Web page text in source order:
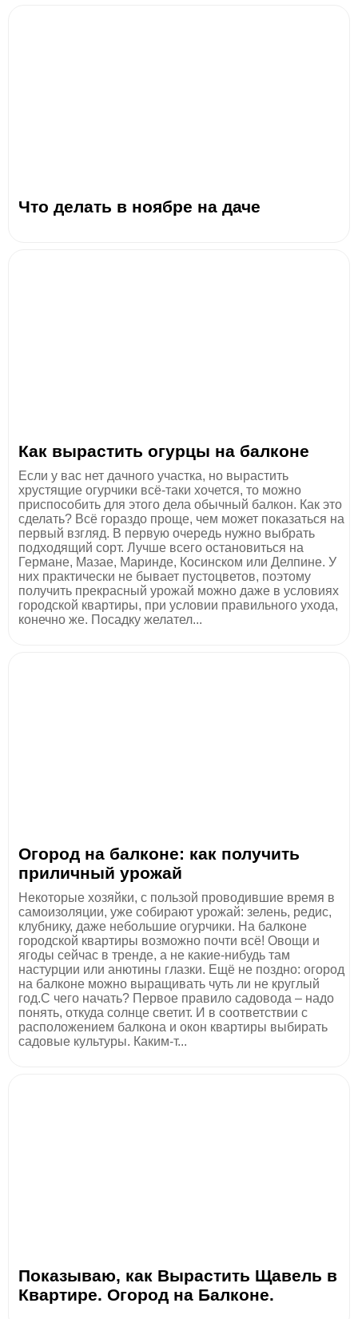
Что делать в ноябре на даче
Как вырастить огурцы на балконе
Если у вас нет дачного участка, но вырастить
хрустящие огурчики всё-таки хочется, то можно
приспособить для этого дела обычный балкон. Как это
сделать? Всё гораздо проще, чем может показаться на
первый взгляд. В первую очередь нужно выбрать
подходящий сорт. Лучше всего остановиться на
Германе, Мазае, Маринде, Косинском или Делпине. У
них практически не бывает пустоцветов, поэтому
получить прекрасный урожай можно даже в условиях
городской квартиры, при условии правильного ухода,
конечно же. Посадку желател...
Огород на балконе: как получить
приличный урожай
Некоторые хозяйки, с пользой проводившие время в
самоизоляции, уже собирают урожай: зелень, редис,
клубнику, даже небольшие огурчики. На балконе
городской квартиры возможно почти всё! Овощи и
ягоды сейчас в тренде, а не какие-нибудь там
настурции или анютины глазки. Ещё не поздно: огород
на балконе можно выращивать чуть ли не круглый
год.С чего начать? Первое правило садовода – надо
понять, откуда солнце светит. И в соответствии с
расположением балкона и окон квартиры выбирать
садовые культуры. Каким-т...
Показываю, как Вырастить Щавель в
Квартире. Огород на Балконе.